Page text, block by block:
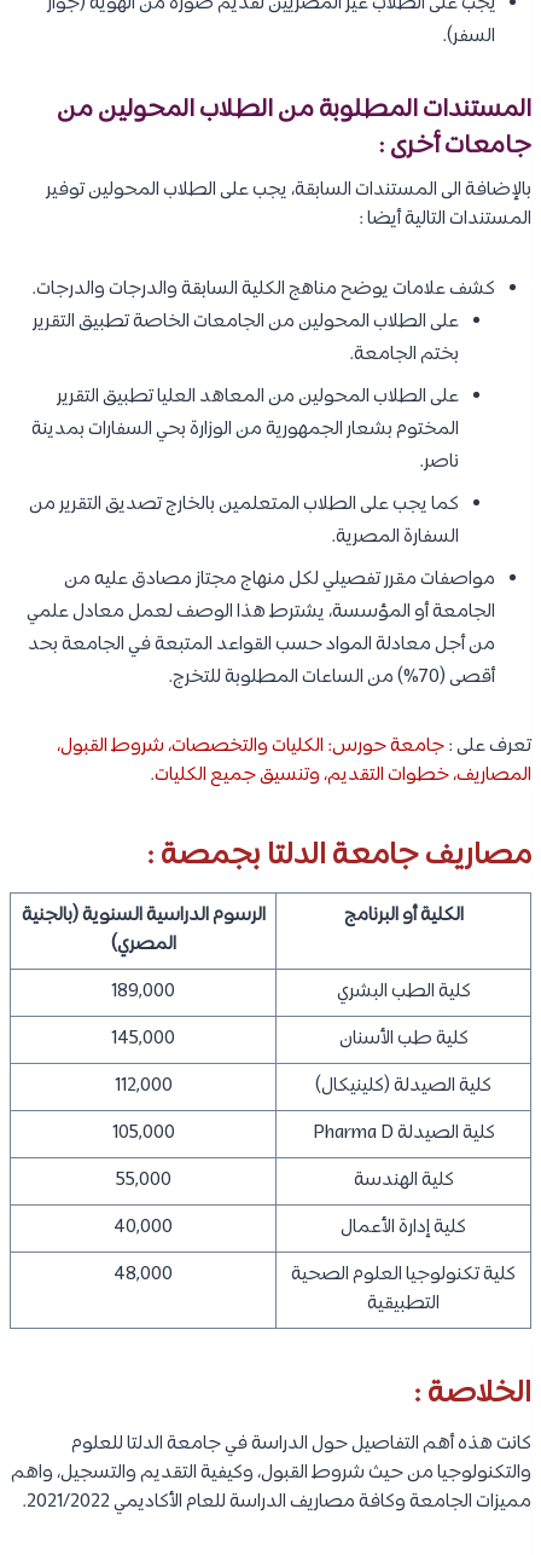
السفر).
المستندات المطلوبة من الطلاب المحولين من
جامعات أخرى :
بالإضافة الى المستندات السابقة، يجب على الطلاب المحولين توفير
المستندات التالية أيضا :
كشف علامات يوضح مناهج الكلية السابقة والدرجات والدرجات.
على الطلاب المحولين من الجامعات الخاصة تطبيق التقرير
بختم الجامعة.
على الطلاب المحولين من المعاهد العليا تطبيق التقرير
المختوم بشعار الجمهورية من الوزارة بحي السفارات بمدينة
ناصر.
كما يجب على الطلاب المتعلمين بالخارج تصديق التقرير من
السفارة المصرية.
مواصفات مقرر تفصيلي لكل منهاج مجتاز مصادق عليه من
الجامعة أو المؤسسة، يشترط هذا الوصف لعمل معادل علمي
من أجل معادلة المواد حسب القواعد المتبعة في الجامعة بحد
أقصى (70%) من الساعات المطلوبة للتخرج.
تعرف على :جامعة حورس: الكليات والتخصصات، شروط القبول،
المصاريف، خطوات التقديم، وتنسيق جميع الكليات.
مصاريف جامعة الدلتا بجمصة :
الكلية أو البرنامج
الرسوم الدراسية السنوية (بالجنية
المصري)
كلية الطب البشري
189,000
كلية طب الأسنان
145,000
كلية الصيدلة (كلينيكال)
112,000
كلية الصيدلة Pharma D
105,000
كلية الهندسة
55,000
كلية إدارة الأعمال
40,000
كلية تكنولوجيا العلوم الصحية
التطبيقية
48,000
الخلاصة :
كانت هذه أهم التفاصيل حول الدراسة في جامعة الدلتا للعلوم
والتكنولوجيا من حيث شروط القبول، وكيفية التقديم والتسجيل، واهم
مميزات الجامعة وكافة مصاريف الدراسة للعام الأكاديمي 2021/2022.